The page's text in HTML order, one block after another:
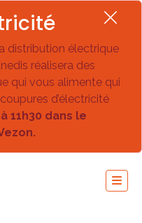
distribution électrique
réalisera des
qui vous alimente qui
d’électricité
11h30 dans le